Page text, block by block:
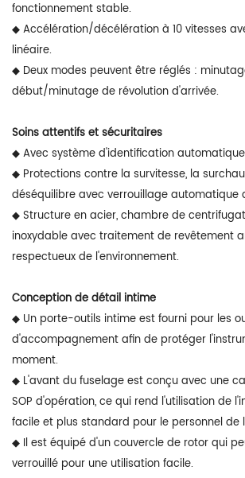
fonctionnement stable.
◆ Accélération/décélération à 10 vitesses
linéaire.
◆ Deux modes peuvent être réglés :
début/minutage de révolution d'arrivée.
Soins attentifs et sécuritaires
◆ Avec système d'identification
◆ Protections contre la survitesse, la
déséquilibre avec verrouillage automatique
◆ Structure en acier, chambre de
inoxydable avec traitement de revêtement
respectueux de l'environnement.
Conception de détail intime
◆ Un porte-outils intime est fourni pour les
d'accompagnement afin de protéger
moment.
◆ L'avant du fuselage est conçu avec une
SOP d'opération, ce qui rend l'utilisation de
facile et plus standard pour le personnel de
◆ Il est équipé d'un couvercle de rotor qui
verrouillé pour une utilisation facile.